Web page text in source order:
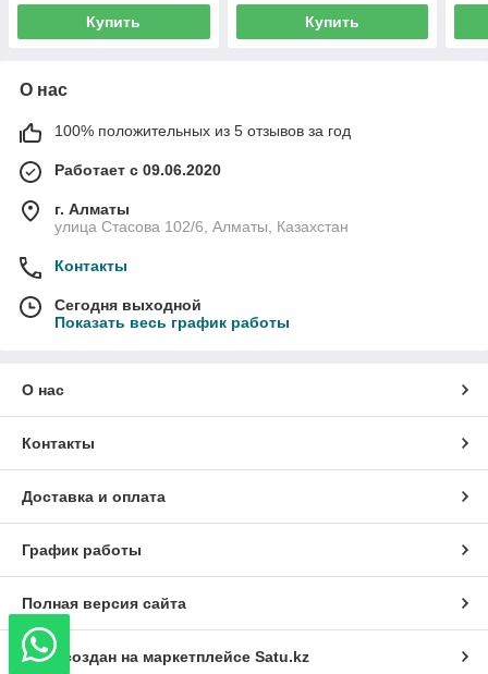
Купить Купить
О нас
100% положительных из 5 отзывов за год
Работает с 09.06.2020
г. Алматы
улица Стасова 102/6, Алматы, Казахстан
Контакты
Сегодня выходной
Показать весь график работы
О нас
Контакты
Доставка и оплата
График работы
Полная версия сайта
Сайт создан на маркетплейсе Satu.kz